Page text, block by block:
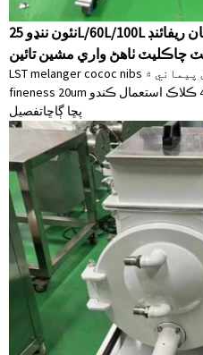
نئون ننڍو 25L/60L/100L پٿر ملر ميلنجر ڪوڪو نيب کان ريفائنڊ
چاڪليٽ ٺاهڻ واري مشين تائين
LST melanger cococ nibs کان ننڍي پيماني ۾ refine ڪري سگهو ٿا،
پڇا ڳاڇاتفصيل